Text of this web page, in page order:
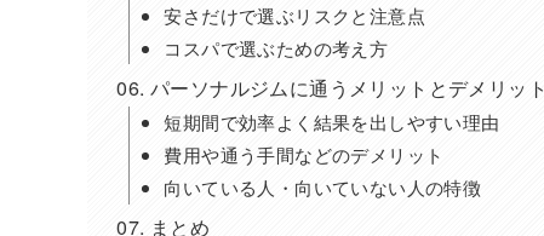
安さだけで選ぶリスクと注意点
コスパで選ぶための考え方
パーソナルジムに通うメリットとデメリット
短期間で効率よく結果を出しやすい理由
費用や通う手間などのデメリット
向いている人・向いていない人の特徴
まとめ